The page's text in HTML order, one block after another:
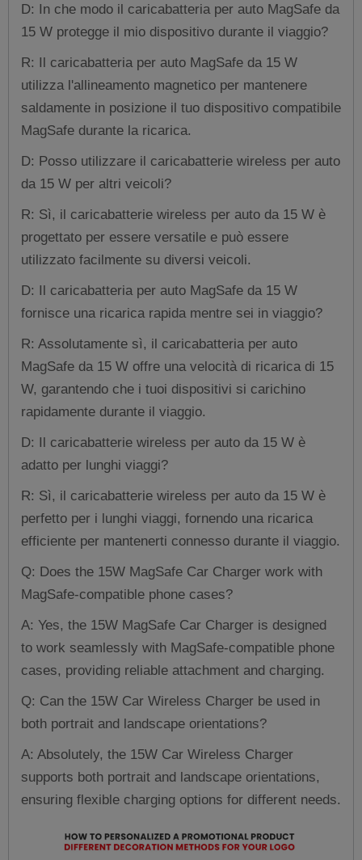
D: In che modo il caricabatteria per auto MagSafe da
15 W protegge il mio dispositivo durante il viaggio?
R: Il caricabatteria per auto MagSafe da 15 W
utilizza l'allineamento magnetico per mantenere
saldamente in posizione il tuo dispositivo compatibile
MagSafe durante la ricarica.
D: Posso utilizzare il caricabatterie wireless per auto
da 15 W per altri veicoli?
R: Sì, il caricabatterie wireless per auto da 15 W è
progettato per essere versatile e può essere
utilizzato facilmente su diversi veicoli.
D: Il caricabatteria per auto MagSafe da 15 W
fornisce una ricarica rapida mentre sei in viaggio?
R: Assolutamente sì, il caricabatteria per auto
MagSafe da 15 W offre una velocità di ricarica di 15
W, garantendo che i tuoi dispositivi si carichino
rapidamente durante il viaggio.
D: Il caricabatterie wireless per auto da 15 W è
adatto per lunghi viaggi?
R: Sì, il caricabatterie wireless per auto da 15 W è
perfetto per i lunghi viaggi, fornendo una ricarica
efficiente per mantenerti connesso durante il viaggio.
Q: Does the 15W MagSafe Car Charger work with
MagSafe-compatible phone cases?
A: Yes, the 15W MagSafe Car Charger is designed
to work seamlessly with MagSafe-compatible phone
cases, providing reliable attachment and charging.
Q: Can the 15W Car Wireless Charger be used in
both portrait and landscape orientations?
A: Absolutely, the 15W Car Wireless Charger
supports both portrait and landscape orientations,
ensuring flexible charging options for different needs.